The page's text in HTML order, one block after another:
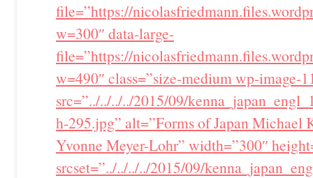
file=”https://
w=300″ data-large-
file=”https://
w=490″ class=”size-medium wp-image-
src=”../../../../2015/09/
h-295.jpg” alt=”Forms of Japan Michael
Yvonne Meyer-Lohr” width=”300″
srcset=”../../../../2015/09/